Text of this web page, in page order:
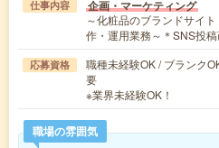
仕事内容 企画・マーケティング
～化粧品のブランドサイ
作・運用業務～＊SNS投
応募資格
職種未経験OK / ブランク
要
※業界未経験OK！
職場の雰囲気